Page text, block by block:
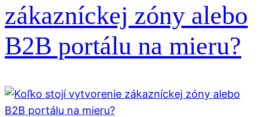
zákazníckej zóny alebo
B2B portálu na mieru?